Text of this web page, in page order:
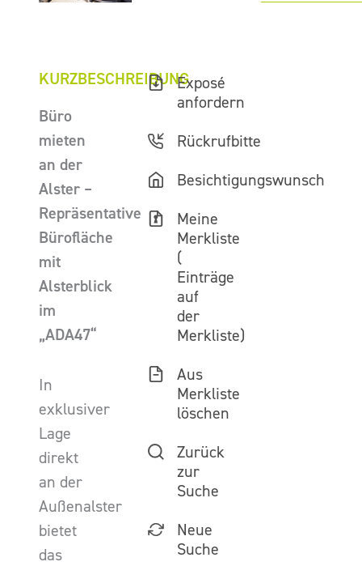
KURZBESCHREIBUNG
Büro
mieten
an der
Alster –
Repräsentative
Bürofläche
mit
Alsterblick
im
„ADA47“
In
exklusiver
Lage
direkt
an der
Außenalster
bietet
das
Exposé
anfordern
Rückrufbitte
Besichtigungswunsch
Meine
Merkliste
(
Einträge
auf
der
Merkliste)
Aus
Merkliste
löschen
Zurück
zur
Suche
Neue
Suche